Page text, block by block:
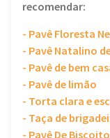
recomendar:
- Pavê Floresta
- Pavê Natalino
- Pavê de bem
- Pavê de limão
- Torta clara e
- Taça de